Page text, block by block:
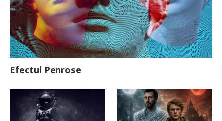
Efectul Penrose